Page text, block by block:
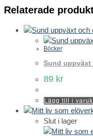
Relaterade
Böcker
Sund uppväxt
89 kr
Lägg till i
Slut i lager